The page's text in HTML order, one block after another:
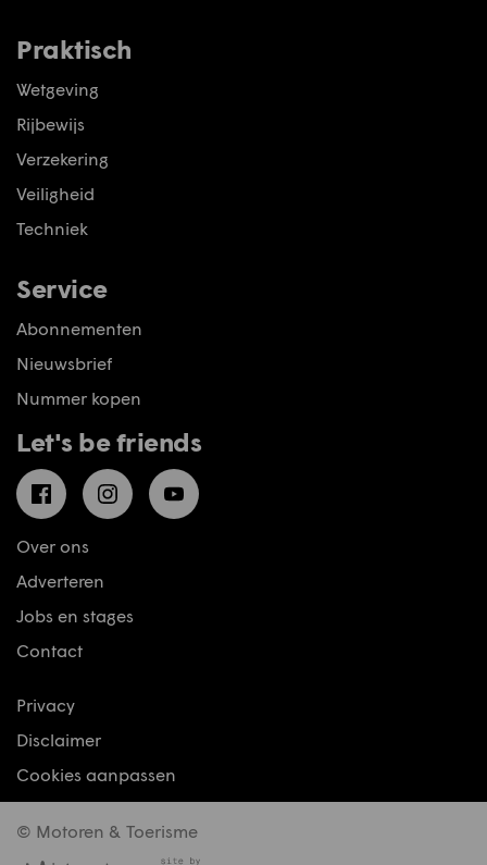
Praktisch
Wetgeving
Rijbewijs
Verzekering
Veiligheid
Techniek
Service
Abonnementen
Nieuwsbrief
Nummer kopen
Let's be friends
FacebookInstagramYouTube
Over ons
Adverteren
Jobs en stages
Contact
Privacy
Disclaimer
Cookies aanpassen
© Motoren & Toerisme